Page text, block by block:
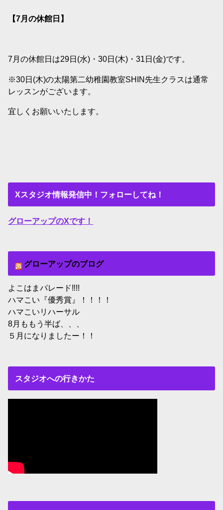
【7月の休館日】
7月の休館日は29日(水)・30日(木)・31日(金)です。
※30日(木)の太陽第二幼稚園教室SHIN先生クラスは通常
レッスンがございます。
宜しくお願いいたします。
Xスタジオ情報発信中！フォローしてね！
グローアップのXです！
グローアップのブログ
よこはまパレード‼︎!!
ハマこい『優秀賞』！！！！
ハマこいリハーサル
8月ももう半ば、、、
５月になりましたー！！
スタジオへの行きかた